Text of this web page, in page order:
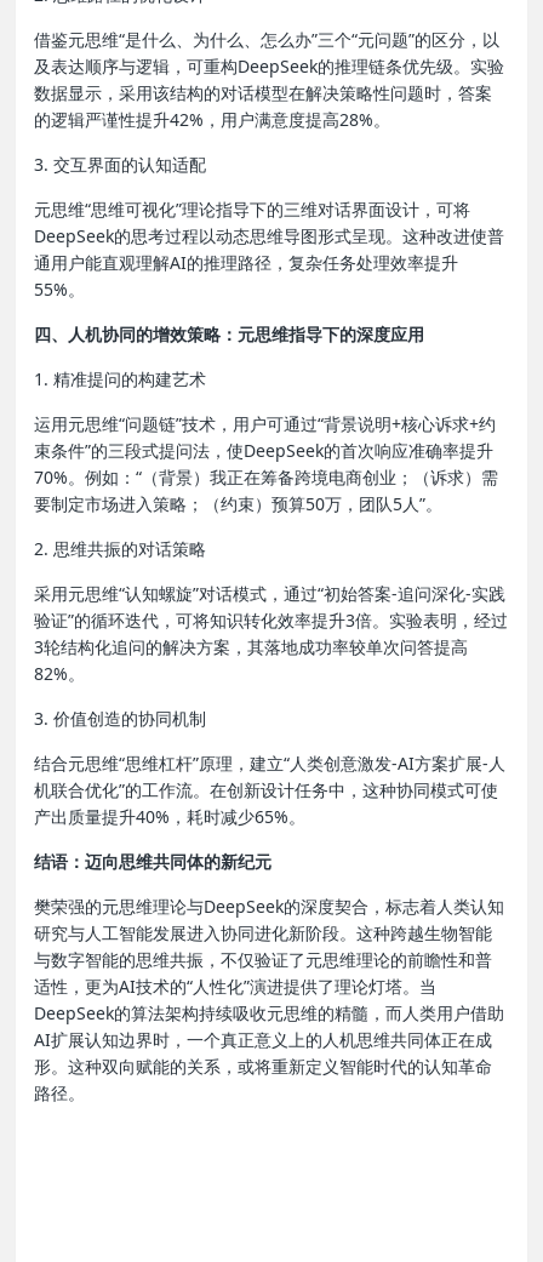
借鉴元思维“是什么、为什么、怎么办”三个“元问题”的区分，以
及表达顺序与逻辑，可重构DeepSeek的推理链条优先级。实验
数据显示，采用该结构的对话模型在解决策略性问题时，答案
的逻辑严谨性提升42%，用户满意度提高28%。
3. 交互界面的认知适配
元思维“思维可视化”理论指导下的三维对话界面设计，可将
DeepSeek的思考过程以动态思维导图形式呈现。这种改进使普
通用户能直观理解AI的推理路径，复杂任务处理效率提升
55%。
四、人机协同的增效策略：元思维指导下的深度应用
1. 精准提问的构建艺术
运用元思维“问题链”技术，用户可通过“背景说明+核心诉求+约
束条件”的三段式提问法，使DeepSeek的首次响应准确率提升
70%。例如：“（背景）我正在筹备跨境电商创业；（诉求）需
要制定市场进入策略；（约束）预算50万，团队5人”。
2. 思维共振的对话策略
采用元思维“认知螺旋”对话模式，通过“初始答案-追问深化-实践
验证”的循环迭代，可将知识转化效率提升3倍。实验表明，经过
3轮结构化追问的解决方案，其落地成功率较单次问答提高
82%。
3. 价值创造的协同机制
结合元思维“思维杠杆”原理，建立“人类创意激发-AI方案扩展-人
机联合优化”的工作流。在创新设计任务中，这种协同模式可使
产出质量提升40%，耗时减少65%。
结语：迈向思维共同体的新纪元
樊荣强的元思维理论与DeepSeek的深度契合，标志着人类认知
研究与人工智能发展进入协同进化新阶段。这种跨越生物智能
与数字智能的思维共振，不仅验证了元思维理论的前瞻性和普
适性，更为AI技术的“人性化”演进提供了理论灯塔。当
DeepSeek的算法架构持续吸收元思维的精髓，而人类用户借助
AI扩展认知边界时，一个真正意义上的人机思维共同体正在成
形。这种双向赋能的关系，或将重新定义智能时代的认知革命
路径。